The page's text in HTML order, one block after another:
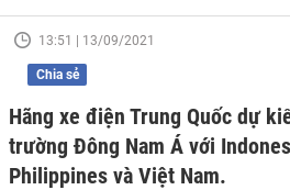
13:51 | 13/09/2021
Chia sẻ
Hãng xe điện Trung Quốc dự
trường Đông Nam Á với
Philippines và Việt Nam.